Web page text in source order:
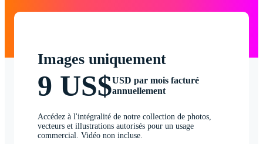
Images uniquement
9 US$USD par mois facturé
annuellement
Accédez à l'intégralité de notre collection de photos,
vecteurs et illustrations autorisés pour un usage
commercial. Vidéo non incluse.